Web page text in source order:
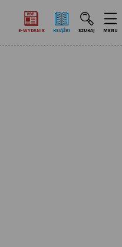
E‑WYDANIE KSIĄŻKI SZUKAJ MENU